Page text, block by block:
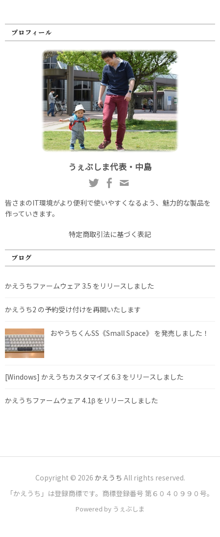
プロフィール
うぇぶしま代表・中島
皆さまのIT環境がより便利で使いやすくなるよう、魅力的な製品を
作っていきます。
特定商取引法に基づく表記
ブログ
かえうちファームウェア 3.5 をリリースしました
かえうち2 の予約受け付けを再開いたします
おやうちくんSS《Small Space》 を発売しました！
[Windows] かえうちカスタマイズ 6.3 をリリースしました
かえうちファームウェア 4.1β をリリースしました
Copyright © 2026 かえうち All rights reserved.
「かえうち」は登録商標です。商標登録番号 第６０４０９９０号。
Powered by うぇぶしま